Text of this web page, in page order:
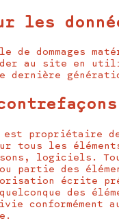
les
de dommages
au site en
dernière
est
les
logiciels.
partie des
écrite
des